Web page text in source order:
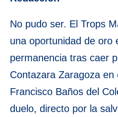
No pudo ser. El Trops
una oportunidad de oro
permanencia tras caer
Contazara Zaragoza en
Francisco Baños del
duelo, directo por la